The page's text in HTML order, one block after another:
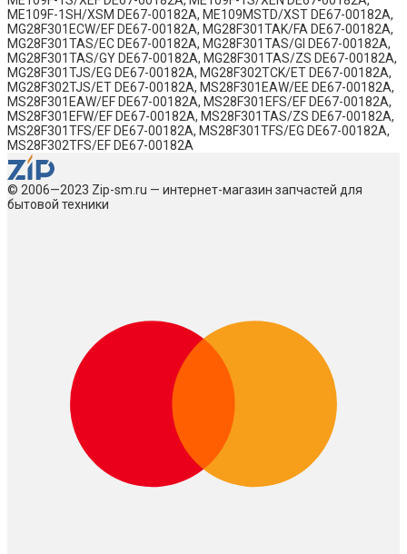
ME109F-1SH/XSM DE67-00182A, ME109MSTD/XST DE67-00182A,
MG28F301ECW/EF DE67-00182A, MG28F301TAK/FA DE67-00182A,
MG28F301TAS/EC DE67-00182A, MG28F301TAS/GI DE67-00182A,
MG28F301TAS/GY DE67-00182A, MG28F301TAS/ZS DE67-00182A,
MG28F301TJS/EG DE67-00182A, MG28F302TCK/ET DE67-00182A,
MG28F302TJS/ET DE67-00182A, MS28F301EAW/EE DE67-00182A,
MS28F301EAW/EF DE67-00182A, MS28F301EFS/EF DE67-00182A,
MS28F301EFW/EF DE67-00182A, MS28F301TAS/ZS DE67-00182A,
MS28F301TFS/EF DE67-00182A, MS28F301TFS/EG DE67-00182A,
MS28F302TFS/EF DE67-00182A
© 2006—2023 Zip-sm.ru — интернет-магазин запчастей для
бытовой техники